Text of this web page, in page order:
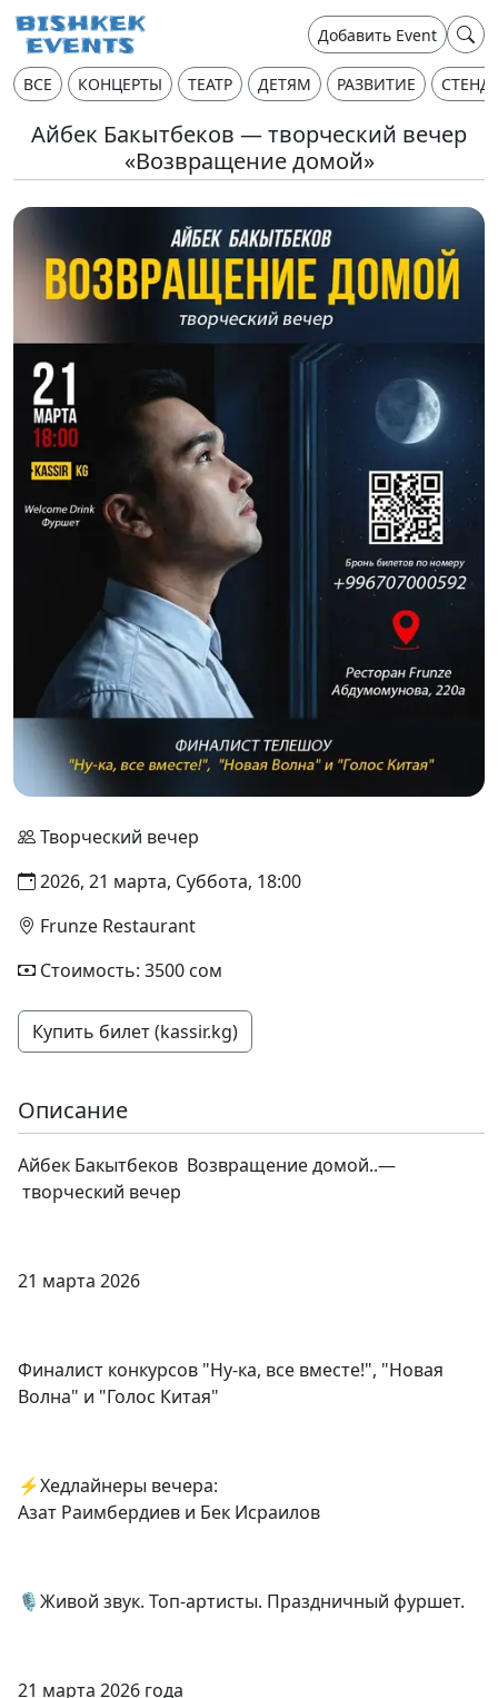
Добавить Event
ВСЕ КОНЦЕРТЫ ТЕАТР ДЕТЯМ РАЗВИТИЕ
Айбек Бакытбеков — творческий вечер
«Возвращение домой»
Творческий вечер
2026, 21 марта, Суббота, 18:00
Frunze Restaurant
Стоимость: 3500 сом
Купить билет (kassir.kg)
Описание
Айбек Бакытбеков Возвращение домой..—
творческий вечер
21 марта 2026
Финалист конкурсов "Ну-ка, все вместе!", "Новая
Волна" и "Голос Китая"
⚡️Хедлайнеры вечера:
Азат Раимбердиев и Бек Исраилов
🎙️Живой звук. Топ-артисты. Праздничный фуршет.
21 марта 2026 года